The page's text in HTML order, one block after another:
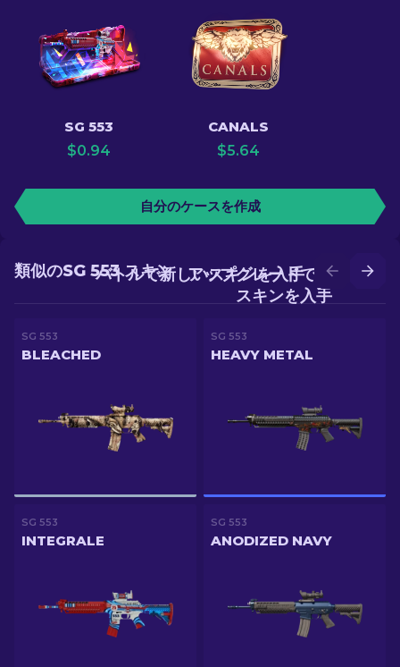
SG 553
$0.94
CANALS
$5.64
自分のケースを作成
アップグレードでより良い
スキンを入手
バトルで新しいスキンを入手
類似のSG 553 スキン
SG 553
BLEACHED
SG 553
HEAVY METAL
SG 553
INTEGRALE
SG 553
ANODIZED NAVY